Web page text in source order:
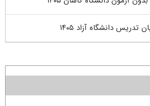
دانشگاه آزاد ۱۴۰۵